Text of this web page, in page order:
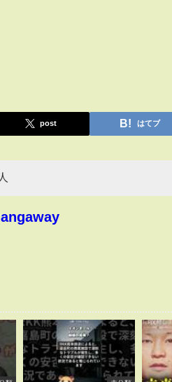
post はてブ